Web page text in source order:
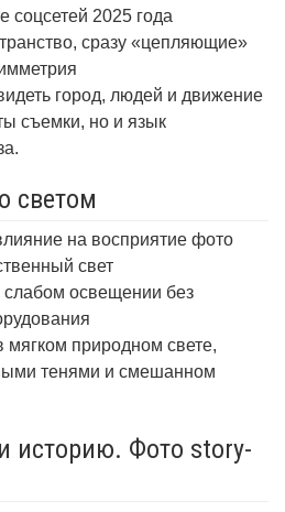
соцсетей 2025 года
сразу «цепляющие»
город, людей и движение
съемки, но и язык
светом
на восприятие фото
свет
слабом освещении без
природном свете,
тенями и смешанном
историю. Фото story-